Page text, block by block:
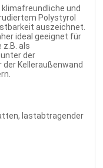
und
Polystyrol
auszeichnet.
ideal geeignet für
als
der
Kelleraußenwand
lastabtragender